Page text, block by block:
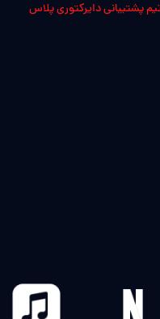
پشتیبانی دایرکتوری پلاس